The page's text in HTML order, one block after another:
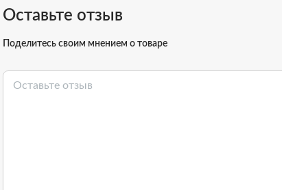
Оставьте отзыв
Поделитесь своим мнением о товаре